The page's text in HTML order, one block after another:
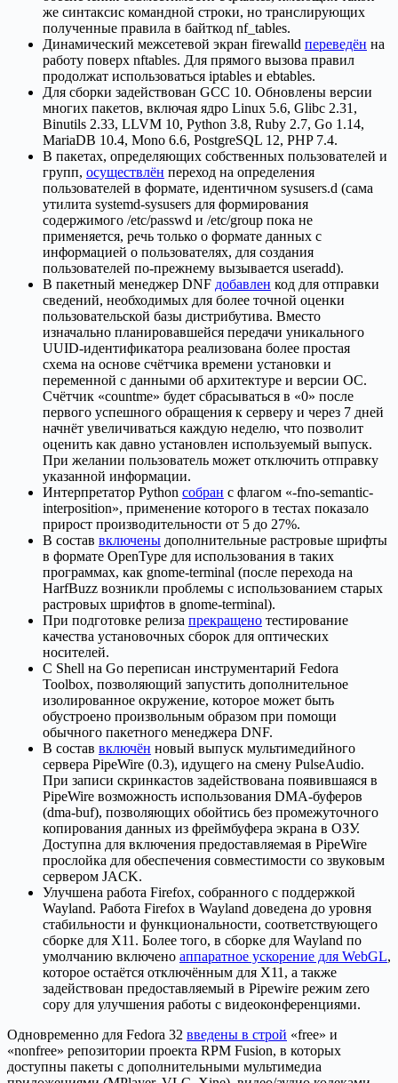
же синтаксис командной строки, но транслирующих
полученные правила в байткод nf_tables.
Динамический межсетевой экран firewalld переведён на
работу поверх nftables. Для прямого вызова правил
продолжат использоваться iptables и ebtables.
Для сборки задействован GCC 10. Обновлены версии
многих пакетов, включая ядро Linux 5.6, Glibc 2.31,
Binutils 2.33, LLVM 10, Python 3.8, Ruby 2.7, Go 1.14,
MariaDB 10.4, Mono 6.6, PostgreSQL 12, PHP 7.4.
В пакетах, определяющих собственных пользователей и
групп, осуществлён переход на определения
пользователей в формате, идентичном sysusers.d (сама
утилита systemd-sysusers для формирования
содержимого /etc/passwd и /etc/group пока не
применяется, речь только о формате данных с
информацией о пользователях, для создания
пользователей по-прежнему вызывается useradd).
В пакетный менеджер DNF добавлен код для отправки
сведений, необходимых для более точной оценки
пользовательской базы дистрибутива. Вместо
изначально планировавшейся передачи уникального
UUID-идентификатора реализована более простая
схема на основе счётчика времени установки и
переменной с данными об архитектуре и версии ОС.
Счётчик «countme» будет сбрасываться в «0» после
первого успешного обращения к серверу и через 7 дней
начнёт увеличиваться каждую неделю, что позволит
оценить как давно установлен используемый выпуск.
При желании пользователь может отключить отправку
указанной информации.
Интерпретатор Python собран с флагом «-fno-semantic-
interposition», применение которого в тестах показало
прирост производительности от 5 до 27%.
В состав включены дополнительные растровые шрифты
в формате OpenType для использования в таких
программах, как gnome-terminal (после перехода на
HarfBuzz возникли проблемы с использованием старых
растровых шрифтов в gnome-terminal).
При подготовке релиза прекращено тестирование
качества установочных сборок для оптических
носителей.
С Shell на Go переписан инструментарий Fedora
Toolbox, позволяющий запустить дополнительное
изолированное окружение, которое может быть
обустроено произвольным образом при помощи
обычного пакетного менеджера DNF.
В состав включён новый выпуск мультимедийного
сервера PipeWire (0.3), идущего на смену PulseAudio.
При записи скринкастов задействована появившаяся в
PipeWire возможность использования DMA-буферов
(dma-buf), позволяющих обойтись без промежуточного
копирования данных из фреймбуфера экрана в ОЗУ.
Доступна для включения предоставляемая в PipeWire
прослойка для обеспечения совместимости со звуковым
сервером JACK.
Улучшена работа Firefox, собранного с поддержкой
Wayland. Работа Firefox в Wayland доведена до уровня
стабильности и функциональности, соответствующего
сборке для X11. Более того, в сборке для Wayland по
умолчанию включено аппаратное ускорение для WebGL,
которое остаётся отключённым для X11, а также
задействован предоставляемый в Pipewire режим zero
copy для улучшения работы c видеоконференциями.
Одновременно для Fedora 32 введены в строй «free» и
«nonfree» репозитории проекта RPM Fusion, в которых
доступны пакеты с дополнительными мультимедиа